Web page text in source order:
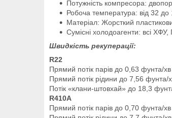
Потужність компресора:
Робоча температура: від 32 до
Матеріал: Жорсткий
Сумісні холодоагенти: всі
Швидкість рекуперації:
R22
Прямий потік парів до 0,63 фунта/хв
Прямий потік рідини до 7,56 фунта/
Потік «клани-штовхай» до 18,3
R410A
Прямий потік парів до 0,70 фунта/хв